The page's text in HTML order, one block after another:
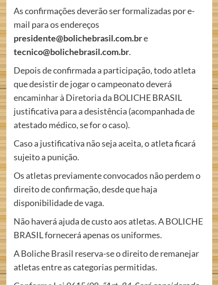
As confirmações deverão ser formalizadas por e-
mail para os endereços
presidente@bolichebrasil.com.bre
tecnico@bolichebrasil.com.br.
Depois de confirmada a participação, todo atleta
que desistir de jogar o campeonato deverá
encaminhar à Diretoria da BOLICHE BRASIL
justificativa para a desistência (acompanhada de
atestado médico, se for o caso).
Caso a justificativa não seja aceita, o atleta ficará
sujeito a punição.
Os atletas previamente convocados não perdem o
direito de confirmação, desde que haja
disponibilidade de vaga.
Não haverá ajuda de custo aos atletas. A BOLICHE
BRASIL fornecerá apenas os uniformes.
A Boliche Brasil reserva-se o direito de remanejar
atletas entre as categorias permitidas.